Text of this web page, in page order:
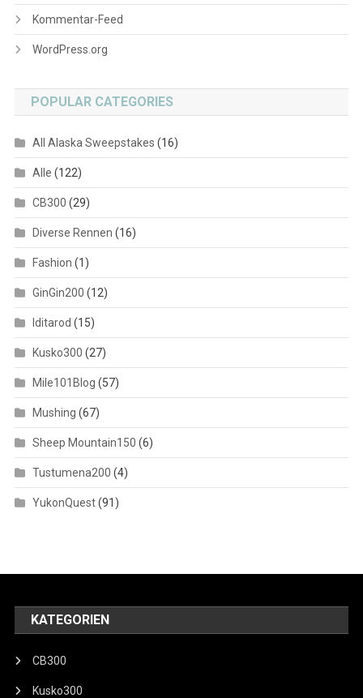
Kommentar-Feed
WordPress.org
POPULAR CATEGORIES
All Alaska Sweepstakes (16)
Alle (122)
CB300 (29)
Diverse Rennen (16)
Fashion (1)
GinGin200 (12)
Iditarod (15)
Kusko300 (27)
Mile101Blog (57)
Mushing (67)
Sheep Mountain150 (6)
Tustumena200 (4)
YukonQuest(91)
KATEGORIEN
CB300
Kusko300